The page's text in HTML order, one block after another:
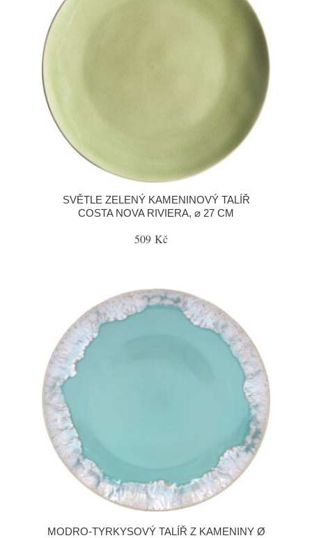
SVĚTLE ZELENÝ KAMENINOVÝ TALÍŘ
COSTA NOVA RIVIERA, ⌀ 27 CM
509 Kč
MODRO-TYRKYSOVÝ TALÍŘ Z KAMENINY Ø